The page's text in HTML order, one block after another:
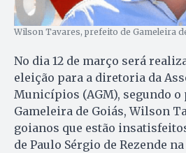
Wilson Tavares, prefeito de Gameleira
No dia 12 de março será
eleição para a diretoria da
Municípios (AGM), segundo o
Gameleira de Goiás, Wilson
goianos que estão
de Paulo Sérgio de Rezende